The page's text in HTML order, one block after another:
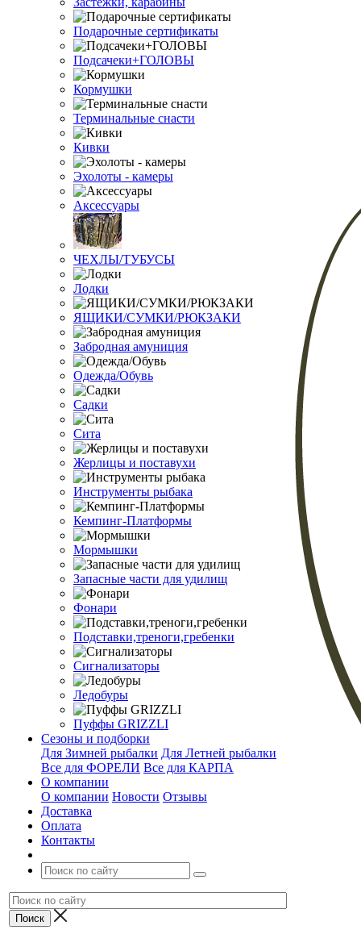
Подарочные сертификаты
Подсачеки+ГОЛОВЫ
Кормушки
Терминальные снасти
Кивки
Эхолоты - камеры
Аксессуары
ЧЕХЛЫ/ТУБУСЫ
Лодки
ЯЩИКИ/СУМКИ/РЮКЗАКИ
Забродная амуниция
Одежда/Обувь
Садки
Сита
Жерлицы и поставухи
Инструменты рыбака
Кемпинг-Платформы
Мормышки
Запасные части для удилищ
Фонари
Подставки,треноги,гребенки
Сигнализаторы
Ледобуры
Пуффы GRIZZLI
Сезоны и подборки
Для Зимней рыбалки Для Летней рыбалки
Все для ФОРЕЛИ Все для КАРПА
О компании
О компании Новости Отзывы
Доставка
Оплата
Контакты